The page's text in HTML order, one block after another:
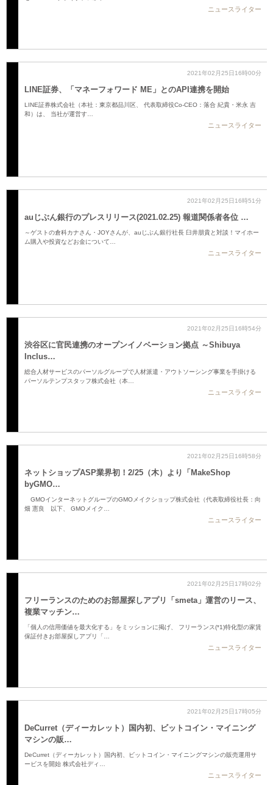
ニュースライター
2021年02月25日16時00分
LINE証券、「マネーフォワード ME」とのAPI連携を開始
LINE証券株式会社（本社：東京都品川区、 代表取締役Co-CEO：落合 紀貴・米永 吉
和）は、 当社が運営す…
ニュースライター
2021年02月25日16時51分
auじぶん銀行のプレスリリース(2021.02.25) 報道関係者各位 …
～ゲストの倉科カナさん・JOYさんが、auじぶん銀行社長 臼井朋貴と対談！マイホー
ム購入や投資などお金について…
ニュースライター
2021年02月25日16時54分
渋谷区に官民連携のオープンイノベーション拠点 ～Shibuya
Inclus…
総合人材サービスのパーソルグループで人材派遣・アウトソーシング事業を手掛ける
パーソルテンプスタッフ株式会社（本…
ニュースライター
2021年02月25日16時58分
ネットショップASP業界初！2/25（木）より「MakeShop
byGMO…
GMOインターネットグループのGMOメイクショップ株式会社（代表取締役社長：向
畑 憲良 以下、 GMOメイク…
ニュースライター
2021年02月25日17時02分
フリーランスのためのお部屋探しアプリ「smeta」運営のリース、
複業マッチン…
「個人の信用価値を最大化する」をミッションに掲げ、 フリーランス(*1)特化型の家賃
保証付きお部屋探しアプリ「…
ニュースライター
2021年02月25日17時05分
DeCurret（ディーカレット）国内初、ビットコイン・マイニング
マシンの販…
DeCurret（ディーカレット）国内初、ビットコイン・マイニングマシンの販売運用サ
ービスを開始 株式会社ディ…
ニュースライター